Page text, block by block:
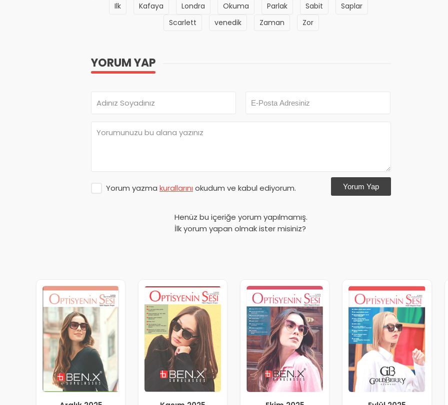
Ilk
Kafaya Londra Okuma Parlak Sabit
Saplar
Scarlett
venedik Zaman Zor
YORUM YAP
Yorum yazma kurallarını okudum ve kabul ediyorum. Yorum Yap
Henüz bu içeriğe yorum yapılmamış.
İlk yorum yapan olmak ister misiniz?